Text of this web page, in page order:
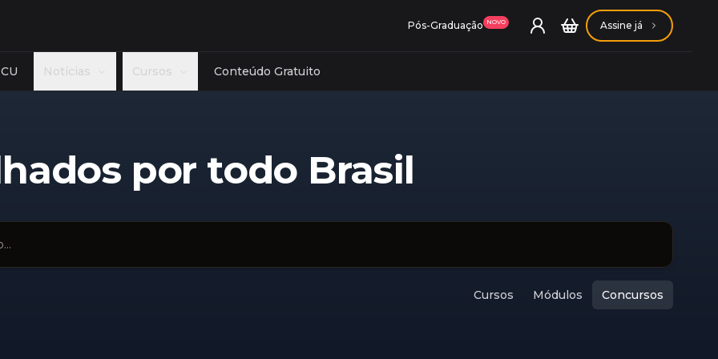
Pós-Graduação NOVO Assine já
DF GO MA MG MT
RJ RN RO RR RS SC
FGV - Fundação Getúlio Vargas
FCC - Fundação Carlos Chagas
Notícias Cursos Conteúdo Gratuito
por todo Brasil
Cursos Módulos Concursos